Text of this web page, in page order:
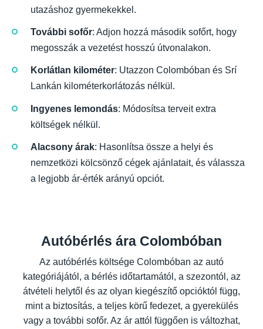
utazáshoz gyermekekkel.
További sofőr: Adjon hozzá második sofőrt, hogy
megosszák a vezetést hosszú útvonalakon.
Korlátlan kilométer: Utazzon Colombóban és Srí
Lankán kilométerkorlátozás nélkül.
Ingyenes lemondás: Módosítsa terveit extra
költségek nélkül.
Alacsony árak: Hasonlítsa össze a helyi és
nemzetközi kölcsönző cégek ajánlatait, és válassza
a legjobb ár-érték arányú opciót.
Autóbérlés ára Colombóban
Az autóbérlés költsége Colombóban az autó
kategóriájától, a bérlés időtartamától, a szezontól, az
átvételi helytől és az olyan kiegészítő opcióktól függ,
mint a biztosítás, a teljes körű fedezet, a gyerekülés
vagy a további sofőr. Az ár attól függően is változhat,